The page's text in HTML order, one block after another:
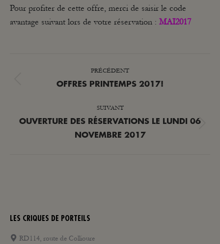
Pour profiter de cette offre, merci de saisir le code
avantage suivant lors de votre réservation : MAI2017
PRÉCÉDENT
Article
:
OFFRES PRINTEMPS 2017!
SUIVANT
OUVERTURE DES RÉSERVATIONS LE LUNDI 06
NOVEMBRE 2017
LES CRIQUES DE PORTEILS
RD114, route de Collioure